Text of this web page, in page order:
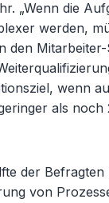
„Wenn die
werden,
den
wenn
als noch
der Befragten
von